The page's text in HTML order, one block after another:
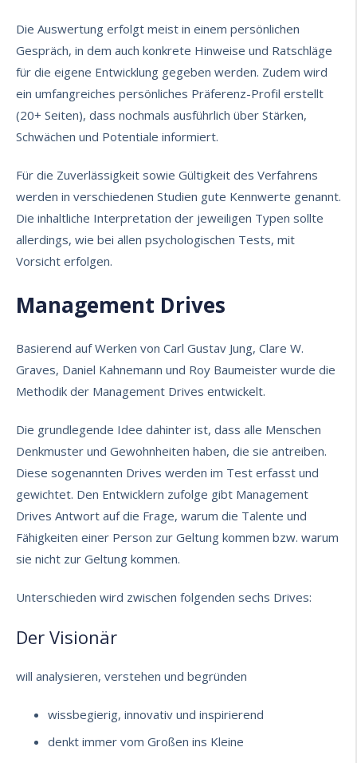
Die Auswertung erfolgt meist in einem persönlichen
Gespräch, in dem auch konkrete Hinweise und Ratschläge
für die eigene Entwicklung gegeben werden. Zudem wird
ein umfangreiches persönliches Präferenz-Profil erstellt
(20+ Seiten), dass nochmals ausführlich über Stärken,
Schwächen und Potentiale informiert.
Für die Zuverlässigkeit sowie Gültigkeit des Verfahrens
werden in verschiedenen Studien gute Kennwerte genannt.
Die inhaltliche Interpretation der jeweiligen Typen sollte
allerdings, wie bei allen psychologischen Tests, mit
Vorsicht erfolgen.
Management Drives
Basierend auf Werken von Carl Gustav Jung, Clare W.
Graves, Daniel Kahnemann und Roy Baumeister wurde die
Methodik der Management Drives entwickelt.
Die grundlegende Idee dahinter ist, dass alle Menschen
Denkmuster und Gewohnheiten haben, die sie antreiben.
Diese sogenannten Drives werden im Test erfasst und
gewichtet. Den Entwicklern zufolge gibt Management
Drives Antwort auf die Frage, warum die Talente und
Fähigkeiten einer Person zur Geltung kommen bzw. warum
sie nicht zur Geltung kommen.
Unterschieden wird zwischen folgenden sechs Drives:
Der Visionär
will analysieren, verstehen und begründen
wissbegierig, innovativ und inspirierend
denkt immer vom Großen ins Kleine